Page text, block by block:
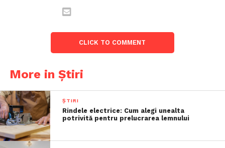
CLICK TO COMMENT
More in Știri
ȘTIRI
Rindele electrice: Cum alegi unealta
potrivită pentru prelucrarea lemnului